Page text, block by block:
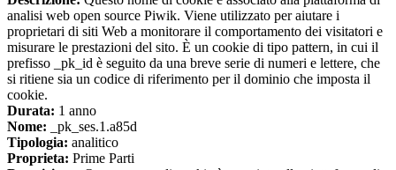
analisi web open source Piwik. Viene utilizzato per aiutare i
proprietari di siti Web a monitorare il comportamento dei visitatori e
misurare le prestazioni del sito. È un cookie di tipo pattern, in cui il
prefisso _pk_id è seguito da una breve serie di numeri e lettere, che
si ritiene sia un codice di riferimento per il dominio che imposta il
cookie.
Durata: 1 anno
Nome: _pk_ses.1.a85d
Tipologia: analitico
Proprieta: Prime Parti